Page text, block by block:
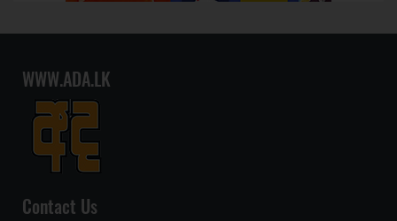
WWW.ADA.LK
Contact Us